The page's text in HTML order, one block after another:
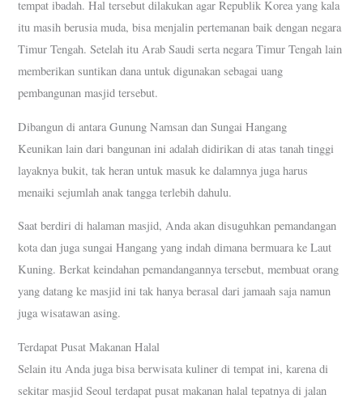
tempat ibadah. Hal tersebut dilakukan agar Republik Korea yang kala
itu masih berusia muda, bisa menjalin pertemanan baik dengan negara
Timur Tengah. Setelah itu Arab Saudi serta negara Timur Tengah lain
memberikan suntikan dana untuk digunakan sebagai uang
pembangunan masjid tersebut.
Dibangun di antara Gunung Namsan dan Sungai Hangang
Keunikan lain dari bangunan ini adalah didirikan di atas tanah tinggi
layaknya bukit, tak heran untuk masuk ke dalamnya juga harus
menaiki sejumlah anak tangga terlebih dahulu.
Saat berdiri di halaman masjid, Anda akan disuguhkan pemandangan
kota dan juga sungai Hangang yang indah dimana bermuara ke Laut
Kuning. Berkat keindahan pemandangannya tersebut, membuat orang
yang datang ke masjid ini tak hanya berasal dari jamaah saja namun
juga wisatawan asing.
Terdapat Pusat Makanan Halal
Selain itu Anda juga bisa berwisata kuliner di tempat ini, karena di
sekitar masjid Seoul terdapat pusat makanan halal tepatnya di jalan